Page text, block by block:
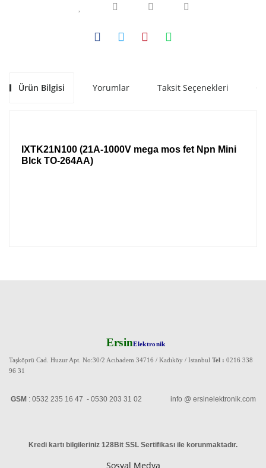
Ürün Bilgisi Yorumlar Taksit Seçenekleri
IXTK21N100 (21A-1000V mega mos fet Npn Mini
Blck TO-264AA)
ErsinElektronik
Taşköprü Cad. Huzur Apt. No:30/2 Acıbadem 34716 / Kadıköy / Istanbul Tel : 0216 338
96 31
GSM : 0532 235 16 47 - 0530 203 31 02 info @ ersinelektronik.com
Kredi kartı bilgileriniz 128Bit SSL Sertifikası ile korunmaktadır.
Sosyal Medya